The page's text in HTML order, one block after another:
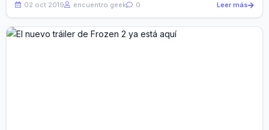
02 oct 2019 encuentro geek 0 Leer más